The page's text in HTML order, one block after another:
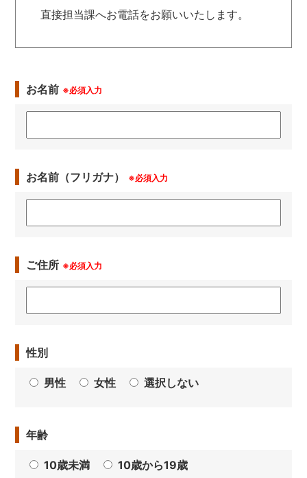
直接担当課へお電話をお願いいたします。
お名前 ※必須入力
お名前（フリガナ） ※必須入力
ご住所 ※必須入力
性別
男性 女性 選択しない
年齢
10歳未満
10歳から19歳